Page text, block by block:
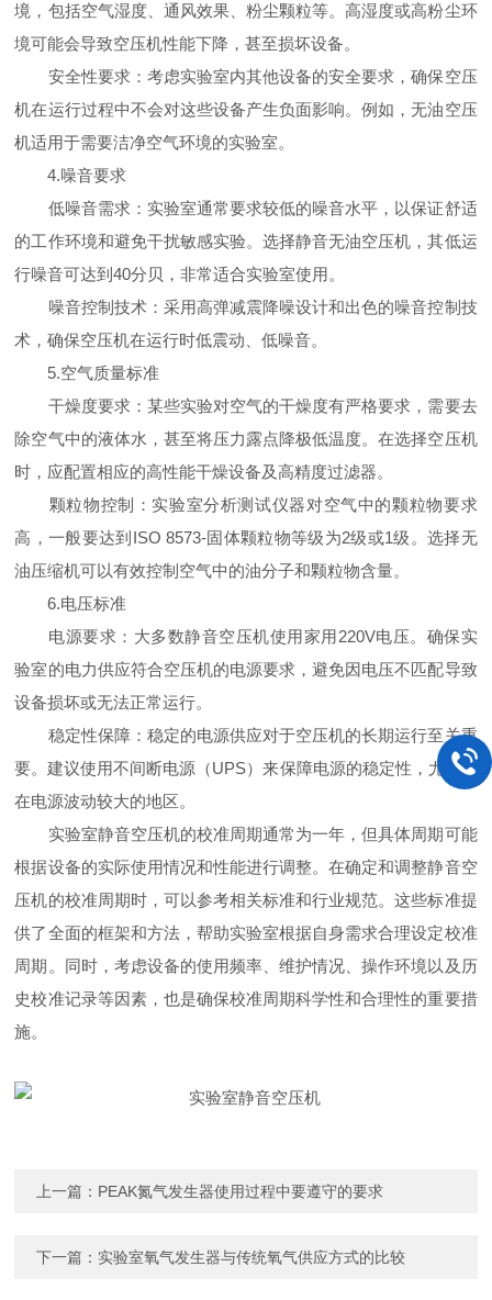
境，包括空气湿度、通风效果、粉尘颗粒等。高湿度或高粉尘环
境可能会导致空压机性能下降，甚至损坏设备。
安全性要求：考虑实验室内其他设备的安全要求，确保空压
机在运行过程中不会对这些设备产生负面影响。例如，无油空压
机适用于需要洁净空气环境的实验室。
4.噪音要求
低噪音需求：实验室通常要求较低的噪音水平，以保证舒适
的工作环境和避免干扰敏感实验。选择静音无油空压机，其低运
行噪音可达到40分贝，非常适合实验室使用。
噪音控制技术：采用高弹减震降噪设计和出色的噪音控制技
术，确保空压机在运行时低震动、低噪音。
5.空气质量标准
干燥度要求：某些实验对空气的干燥度有严格要求，需要去
除空气中的液体水，甚至将压力露点降极低温度。在选择空压机
时，应配置相应的高性能干燥设备及高精度过滤器。
颗粒物控制：实验室分析测试仪器对空气中的颗粒物要求
高，一般要达到ISO 8573-固体颗粒物等级为2级或1级。选择无
油压缩机可以有效控制空气中的油分子和颗粒物含量。
6.电压标准
电源要求：大多数静音空压机使用家用220V电压。确保实
验室的电力供应符合空压机的电源要求，避免因电压不匹配导致
设备损坏或无法正常运行。
稳定性保障：稳定的电源供应对于空压机的长期运行至关重
要。建议使用不间断电源（UPS）来保障电源的稳定性，尤其是
在电源波动较大的地区。
实验室静音空压机的校准周期通常为一年，但具体周期可能
根据设备的实际使用情况和性能进行调整。在确定和调整静音空
压机的校准周期时，可以参考相关标准和行业规范。这些标准提
供了全面的框架和方法，帮助实验室根据自身需求合理设定校准
周期。同时，考虑设备的使用频率、维护情况、操作环境以及历
史校准记录等因素，也是确保校准周期科学性和合理性的重要措
施。
上一篇： PEAK氮气发生器使用过程中要遵守的要求
下一篇： 实验室氧气发生器与传统氧气供应方式的比较